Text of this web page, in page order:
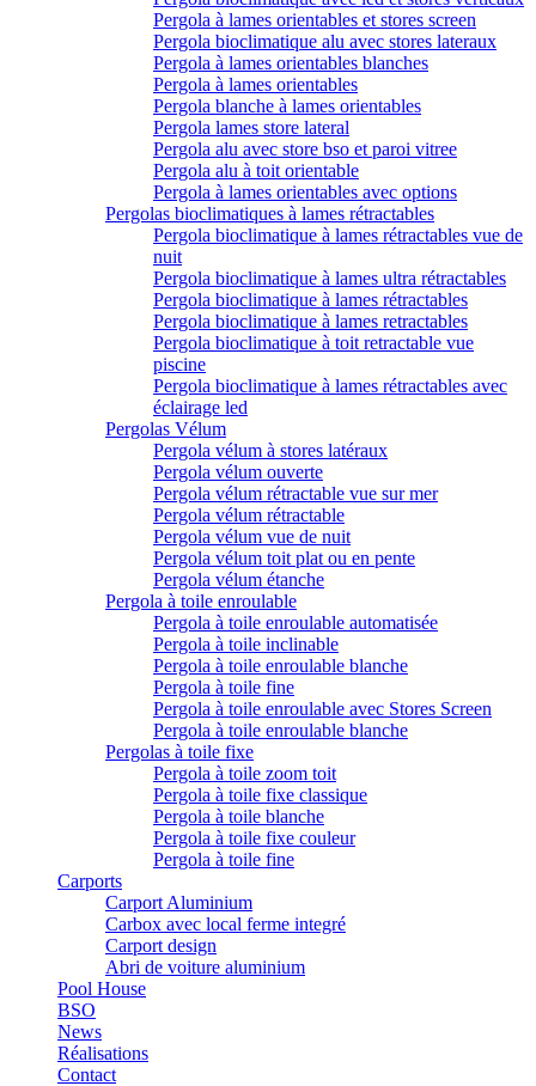
Pergola à lames orientables et stores screen
Pergola bioclimatique alu avec stores lateraux
Pergola à lames orientables blanches
Pergola à lames orientables
Pergola blanche à lames orientables
Pergola lames store lateral
Pergola alu avec store bso et paroi vitree
Pergola alu à toit orientable
Pergola à lames orientables avec options
Pergolas bioclimatiques à lames rétractables
Pergola bioclimatique à lames rétractables vue de
nuit
Pergola bioclimatique à lames ultra rétractables
Pergola bioclimatique à lames rétractables
Pergola bioclimatique à lames retractables
Pergola bioclimatique à toit retractable vue
piscine
Pergola bioclimatique à lames rétractables avec
éclairage led
Pergolas Vélum
Pergola vélum à stores latéraux
Pergola vélum ouverte
Pergola vélum rétractable vue sur mer
Pergola vélum rétractable
Pergola vélum vue de nuit
Pergola vélum toit plat ou en pente
Pergola vélum étanche
Pergola à toile enroulable
Pergola à toile enroulable automatisée
Pergola à toile inclinable
Pergola à toile enroulable blanche
Pergola à toile fine
Pergola à toile enroulable avec Stores Screen
Pergola à toile enroulable blanche
Pergolas à toile fixe
Pergola à toile zoom toit
Pergola à toile fixe classique
Pergola à toile blanche
Pergola à toile fixe couleur
Pergola à toile fine
Carports
Carport Aluminium
Carbox avec local ferme integré
Carport design
Abri de voiture aluminium
Pool House
BSO
News
Réalisations
Contact